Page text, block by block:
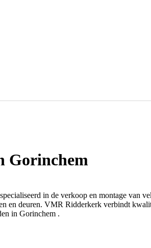
Gorinchem
in de verkoop en montage van
en deuren. VMR Ridderkerk verbindt
in Gorinchem .